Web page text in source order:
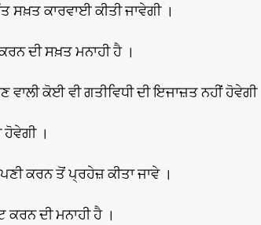
ਕਾਰਵਾਈ ਕੀਤੀ ਜਾਵੇਗੀ ।
ਦੀ ਸਖ਼ਤ ਮਨਾਹੀ ਹੈ ।
ਵਾਲੀ ਕੋਈ ਵੀ ਗਤੀਵਿਧੀ ਦੀ ਇਜਾਜ਼ਤ ਨਹੀਂ ਹੋਵੇਗੀ
ਹੋਵੇਗੀ ।
ਕਰਨ ਤੋਂ ਪ੍ਰਹੇਜ਼ ਕੀਤਾ ਜਾਵੇ ।
ਦੀ ਮਨਾਹੀ ਹੈ ।